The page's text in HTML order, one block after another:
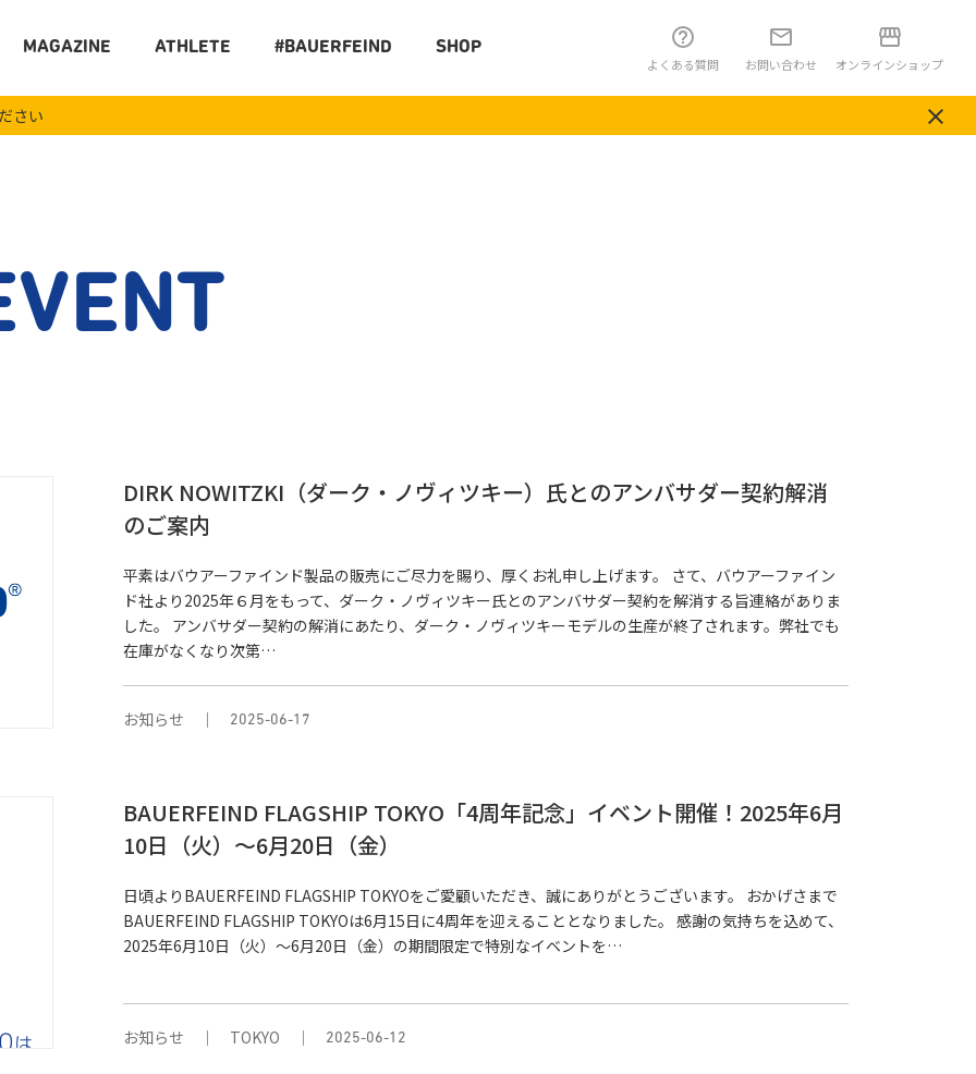
さい
MAGAZINE ATHLETE #BAUERFEIND SHOP
よくある質問 お問い合わせ オンラインショップ
DIRK NOWITZKI（ダーク・ノヴィツキー）氏とのアンバサダー契約解消
のご案内
平素はバウアーファインド製品の販売にご尽力を賜り、厚くお礼申し上げます。 さて、バウアーファイン
ド社より2025年６月をもって、ダーク・ノヴィツキー氏とのアンバサダー契約を解消する旨連絡がありま
した。 アンバサダー契約の解消にあたり、ダーク・ノヴィツキーモデルの生産が終了されます。弊社でも
在庫がなくなり次第…
お知らせ 2025-06-17
BAUERFEIND FLAGSHIP TOKYO「4周年記念」イベント開催！2025年6月
10日（火）～6月20日（金）
日頃よりBAUERFEIND FLAGSHIP TOKYOをご愛顧いただき、誠にありがとうございます。 おかげさまで
BAUERFEIND FLAGSHIP TOKYOは6月15日に4周年を迎えることとなりました。 感謝の気持ちを込めて、
2025年6月10日（火）～6月20日（金）の期間限定で特別なイベントを…
お知らせ TOKYO 2025-06-12